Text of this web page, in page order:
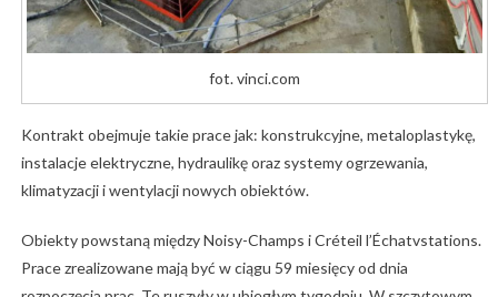
fot. vinci.com
Kontrakt obejmuje takie prace jak: konstrukcyjne, metaloplastykę,
instalacje elektryczne, hydraulikę oraz systemy ogrzewania,
klimatyzacji i wentylacji nowych obiektów.
Obiekty powstaną między Noisy-Champs i Créteil l’Échatvstations.
Prace zrealizowane mają być w ciągu 59 miesięcy od dnia